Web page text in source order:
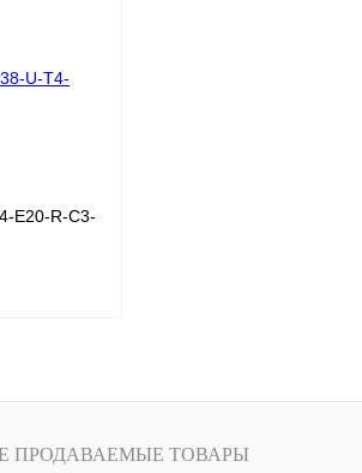
E20-R-C3-
ПРОДАВАЕМЫЕ ТОВАРЫ